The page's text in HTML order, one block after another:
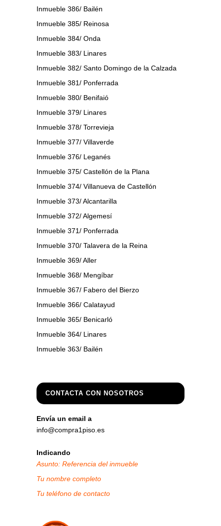
Inmueble 386/ Bailén
Inmueble 385/ Reinosa
Inmueble 384/ Onda
Inmueble 383/ Linares
Inmueble 382/ Santo Domingo de la Calzada
Inmueble 381/ Ponferrada
Inmueble 380/ Benifaió
Inmueble 379/ Linares
Inmueble 378/ Torrevieja
Inmueble 377/ Villaverde
Inmueble 376/ Leganés
Inmueble 375/ Castellón de la Plana
Inmueble 374/ Villanueva de Castellón
Inmueble 373/ Alcantarilla
Inmueble 372/ Algemesí
Inmueble 371/ Ponferrada
Inmueble 370/ Talavera de la Reina
Inmueble 369/ Aller
Inmueble 368/ Mengíbar
Inmueble 367/ Fabero del Bierzo
Inmueble 366/ Calatayud
Inmueble 365/ Benicarló
Inmueble 364/ Linares
Inmueble 363/ Bailén
CONTACTA CON NOSOTROS
Envía un email a
info@compra1piso.es
Indicando
Asunto: Referencia del inmueble
Tu nombre completo
Tu teléfono de contacto